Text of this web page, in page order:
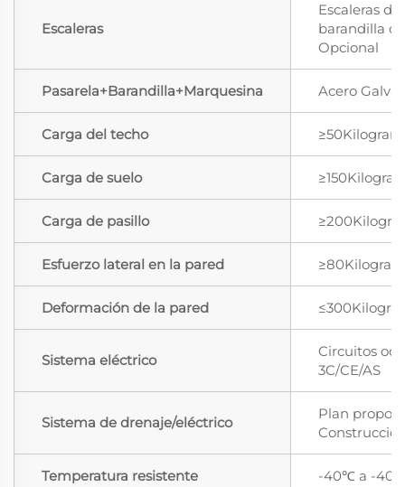
Escaleras
Escaleras
barandilla
Opcional
Pasarela+Barandilla+Marquesina Acero
Carga del techo
Carga de suelo
Carga de pasillo
Esfuerzo lateral en la pared
Deformación de la pared
Sistema eléctrico
Circuitos
3C/CE/AS
Sistema de drenaje/eléctrico
Plan
Temperatura resistente -40℃ a -